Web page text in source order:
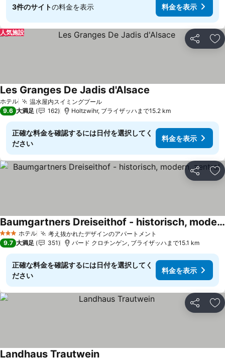
3件のサイトの料金を表示 料金を表示
シェア お
人気施設
ホテル 温水屋内スイミングプール料金を表示
Les Granges De Jadis d'Alsace
9.6 大満足 162 Holtzwihr, ブライザッハまで15.2 km
正確な料金を確認するには日付を選択してく
ださい
料金を表示
シェア お
3 ホテルのランク
ホテル 考え抜かれたデザインのアパートメント
Baumgartners Dreiseithof - historisch, modern, zentral
料金を表示
9.7 大満足 351 バード クロチンゲン, ブライザッハまで15.1 km
正確な料金を確認するには日付を選択してく
ださい
料金を表示
シェア お
Landhaus Trautwein